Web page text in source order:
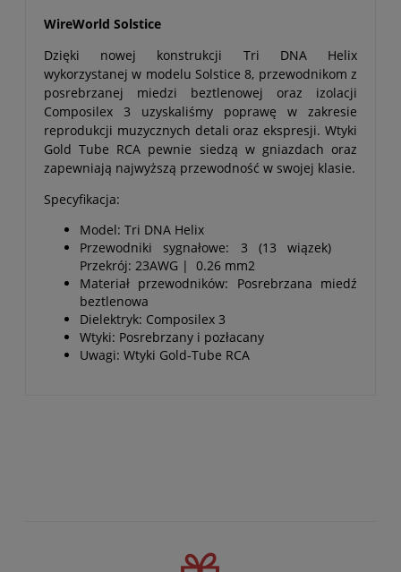
WireWorld Solstice
Dzięki nowej konstrukcji Tri DNA Helix
wykorzystanej w modelu Solstice 8, przewodnikom z
posrebrzanej miedzi beztlenowej oraz izolacji
Composilex 3 uzyskaliśmy poprawę w zakresie
reprodukcji muzycznych detali oraz ekspresji. Wtyki
Gold Tube RCA pewnie siedzą w gniazdach oraz
zapewniają najwyższą przewodność w swojej klasie.
Specyfikacja:
Model: Tri DNA Helix
Przewodniki sygnałowe: 3 (13 wiązek)
Przekrój: 23AWG | 0.26 mm2
Materiał przewodników: Posrebrzana miedź
beztlenowa
Dielektryk: Composilex 3
Wtyki: Posrebrzany i pozłacany
Uwagi: Wtyki Gold-Tube RCA